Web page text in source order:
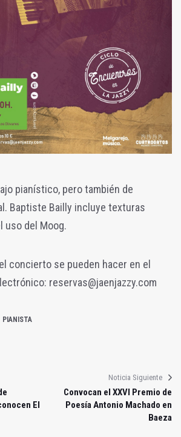
pianístico, pero también de
Baptiste Bailly incluye texturas
uso del Moog.
concierto se pueden hacer en el
reservas@jaenjazzy.com
PIANISTA
El
Noticia Siguiente
Convocan el XXVI Premio de
Poesía Antonio Machado en
Baeza